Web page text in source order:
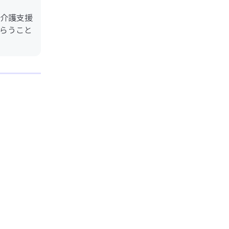
護支援
うこと